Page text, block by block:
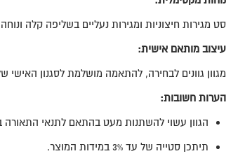
סט מגירות חיצוניות ומגירות נעליים בשליפה קלה ונוחה
עיצוב מותאם אישית:
מגוון גוונים לבחירה, להתאמה מושלמת לסגנון האישי
הערות חשובות:
הגוון עשוי להשתנות מעט בהתאם לתנאי התאורה
תיתכן סטייה של עד 3% במידות המוצר.